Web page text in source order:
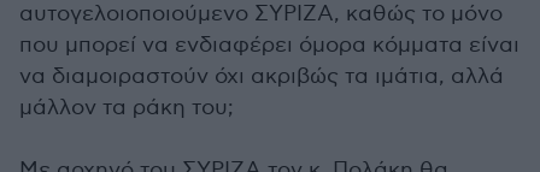
αυτογελοιοποιούμενο ΣΥΡΙΖΑ, καθώς το μόνο
που μπορεί να ενδιαφέρει όμορα κόμματα είναι
να διαμοιραστούν όχι ακριβώς τα ιμάτια, αλλά
μάλλον τα ράκη του;